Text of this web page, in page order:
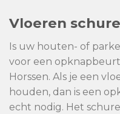
Vloeren
Is uw houten- of
voor een
Horssen. Als je een
houden, dan is een
echt nodig. Het